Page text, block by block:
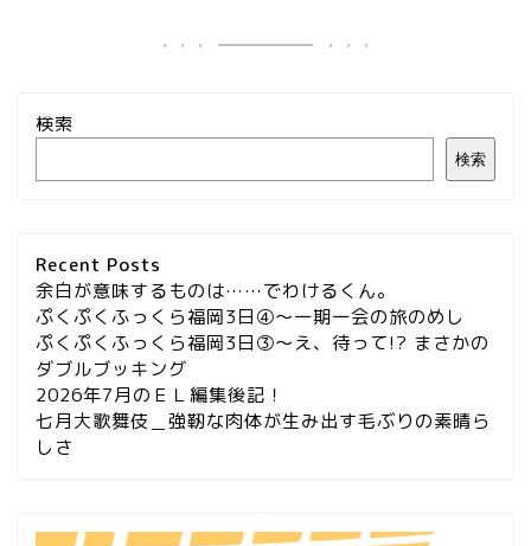
検索
検索
Recent Posts
余白が意味するものは……でわけるくん。
ぷくぷくふっくら福岡3日④～一期一会の旅のめし
ぷくぷくふっくら福岡3日③～え、待って!? まさかの
ダブルブッキング
2026年7月のＥＬ編集後記！
七月大歌舞伎＿強靭な肉体が生み出す毛ぶりの素晴ら
しさ